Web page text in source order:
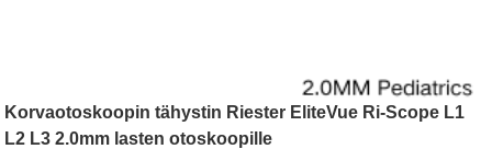
Korvaotoskoopin tähystin Riester EliteVue Ri-Scope L1
L2 L3 2.0mm lasten otoskoopille